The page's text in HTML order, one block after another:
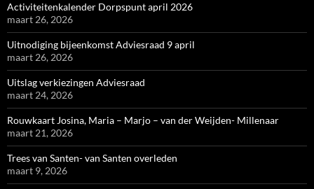
Activiteitenkalender Dorpspunt april 2026
maart 26, 2026
Uitnodiging bijeenkomst Adviesraad 9 april
maart 26, 2026
Uitslag verkiezingen Adviesraad
maart 24, 2026
Rouwkaart Josina, Maria – Marjo – van der Weijden- Millenaar
maart 21, 2026
Trees van Santen- van Santen overleden
maart 9, 2026